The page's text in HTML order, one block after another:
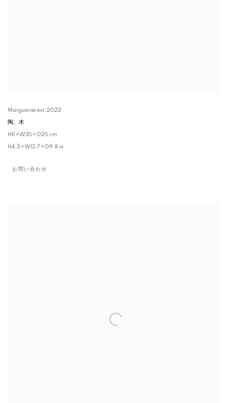
Marguerite est, 2022
陶、木
H11 × W35 × D25 cm
H4.3 × W13.7 × D9.8 in.
お問い合わせ